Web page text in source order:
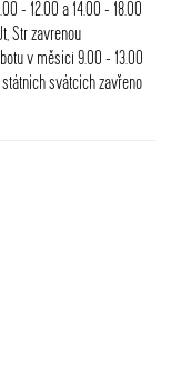
- 12.00 a 14.00 - 18.00
Str zavrenou
v měsíci 9.00 - 13.00
svátcích zavřeno